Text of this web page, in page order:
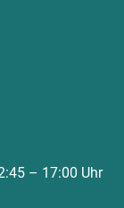
– 17:00 Uhr